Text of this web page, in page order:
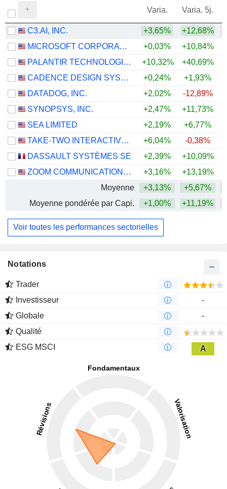
Varia. Varia. 5j.
C3.AI, INC. +3,65% +12,68%
MICROSOFT CORPORATION
+0,03% +10,84%
PALANTIR TECHNOLOGIES INC.
+10,32% +40,69%
CADENCE DESIGN SYSTEMS, INC.
+0,24% +1,93%
DATADOG, INC.
+2,02% -12,89%
SYNOPSYS, INC.
+2,47% +11,73%
SEA LIMITED
+2,19% +6,77%
TAKE-TWO INTERACTIVE SOFTWARE, INC.
+6,04% -0,38%
DASSAULT SYSTÈMES SE
+2,39% +10,09%
ZOOM COMMUNICATIONS, INC.
+3,16% +13,19%
Moyenne
+3,13% +5,67%
Moyenne pondérée par Capi.
+1,00% +11,19%
Voir toutes les performances sectorielles
Notations
Trader
Investisseur
-
Globale
-
Qualité
ESG MSCI
A